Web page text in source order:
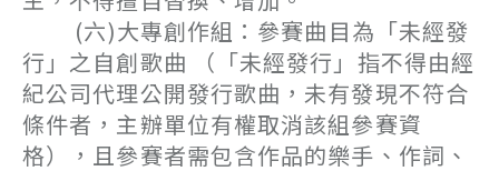
(六)大專創作組：參賽曲目為「未經發
行」之自創歌曲 （「未經發行」指不得由經
紀公司代理公開發行歌曲，未有發現不符合
條件者，主辦單位有權取消該組參賽資
格），且參賽者需包含作品的樂手、作詞、